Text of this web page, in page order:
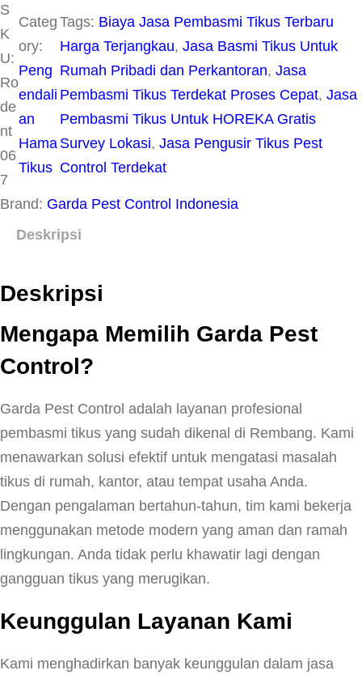
S
K
U:
Ro
de
nt
06
7
Categ
ory:
Peng
endali
an
Hama
Tikus
Tags: Biaya Jasa Pembasmi Tikus Terbaru
Harga Terjangkau, Jasa Basmi Tikus Untuk
Rumah Pribadi dan Perkantoran, Jasa
Pembasmi Tikus Terdekat Proses Cepat, Jasa
Pembasmi Tikus Untuk HOREKA Gratis
Survey Lokasi, Jasa Pengusir Tikus Pest
Control Terdekat
Brand: Garda Pest Control Indonesia
Deskripsi
Deskripsi
Mengapa Memilih Garda Pest
Control?
Garda Pest Control adalah layanan profesional
pembasmi tikus yang sudah dikenal di Rembang. Kami
menawarkan solusi efektif untuk mengatasi masalah
tikus di rumah, kantor, atau tempat usaha Anda.
Dengan pengalaman bertahun-tahun, tim kami bekerja
menggunakan metode modern yang aman dan ramah
lingkungan. Anda tidak perlu khawatir lagi dengan
gangguan tikus yang merugikan.
Keunggulan Layanan Kami
Kami menghadirkan banyak keunggulan dalam jasa